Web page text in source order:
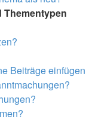
Thementypen
Beiträge